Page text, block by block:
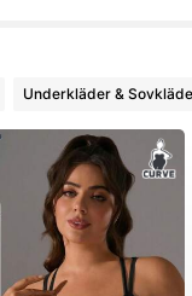
Underkläder &